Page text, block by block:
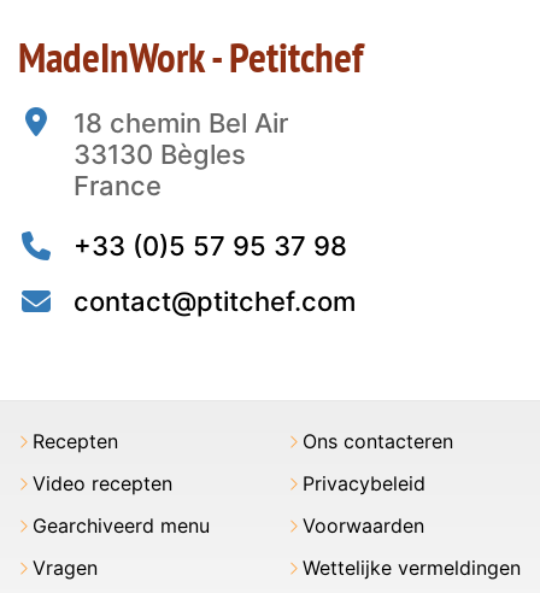
MadeInWork - Petitchef
18 chemin Bel Air
33130 Bègles
France
+33 (0)5 57 95 37 98
contact@ptitchef.com
Recepten
Video recepten
Gearchiveerd menu
Vragen
Ons contacteren
Privacybeleid
Voorwaarden
Wettelijke vermeldingen